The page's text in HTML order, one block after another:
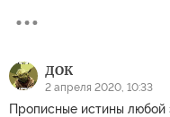
ДОК
2 апреля 2020, 10:33
Прописные истины любой